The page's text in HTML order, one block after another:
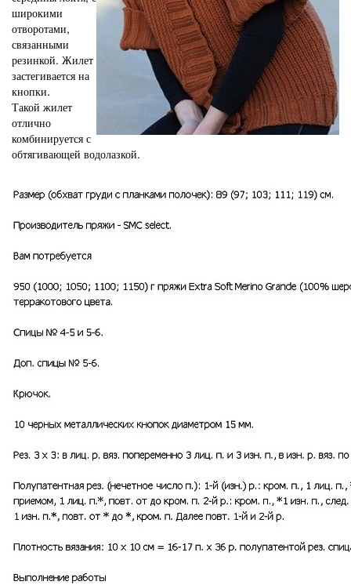
широкими
отворотами,
связанными
резинкой. Жилет
застегивается на
кнопки.
Такой жилет
отлично
комбинируется с
обтягивающей водолазкой.